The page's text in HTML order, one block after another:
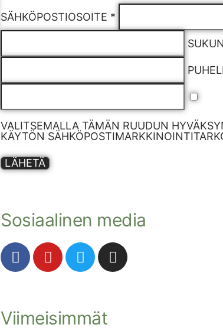
SÄHKÖPOSTIOSOITE *
VALITSEMALLA TÄMÄN RUUDUN
KÄYTÖN
LÄHETÄ
Sosiaalinen media
Viimeisimmät